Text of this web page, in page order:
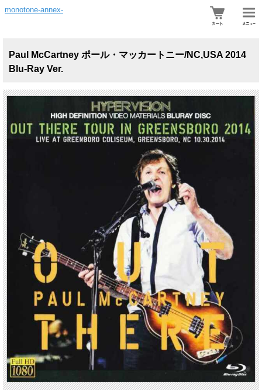
monotone-annex-
Paul McCartney ポール・マッカートニー/NC,USA 2014
Blu-Ray Ver.